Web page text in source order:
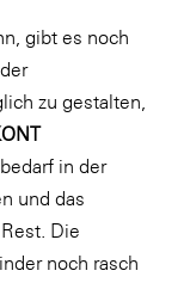
gibt es noch
zu gestalten,
in der
und das
Die
noch rasch